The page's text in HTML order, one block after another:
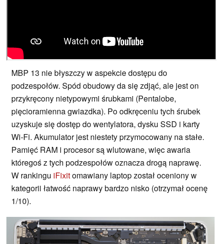
MBP 13 nie błyszczy w aspekcie dostępu do
podzespołów. Spód obudowy da się zdjąć, ale jest on
przykręcony nietypowymi śrubkami (Pentalobe,
pięcioramienna gwiazdka). Po odkręceniu tych śrubek
uzyskuje się dostęp do wentylatora, dysku SSD i karty
Wi-Fi. Akumulator jest niestety przymocowany na stałe.
Pamięć RAM i procesor są wlutowane, więc awaria
któregoś z tych podzespołów oznacza drogą naprawę.
W rankingu iFixitomawiany laptop został oceniony w
kategorii łatwość naprawy bardzo nisko (otrzymał ocenę
1/10).